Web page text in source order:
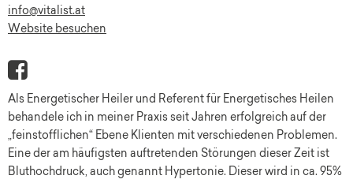
info@vitalist.at
Website besuchen
Als Energetischer Heiler und Referent für Energetisches Heilen
behandele ich in meiner Praxis seit Jahren erfolgreich auf der
„feinstofflichen“ Ebene Klienten mit verschiedenen Problemen.
Eine der am häufigsten auftretenden Störungen dieser Zeit ist
Bluthochdruck, auch genannt Hypertonie. Dieser wird in ca. 95%